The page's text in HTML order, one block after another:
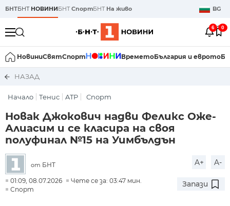
БНТБНТ НОВИНИБНТСпортБНТ На живо BG
6 0
НовиниСвятСпорт ВреметоБългария и еврото
НАЗАД
Начало Тенис ATP Спорт
Новак Джокович надви Феликс Оже-
Алиасим и се класира на своя
полуфинал №15 на Уимбълдън
от БНТ A+ A-
01:09, 08.07.2026
Чете се за: 03:47 мин.
Спорт
Запази